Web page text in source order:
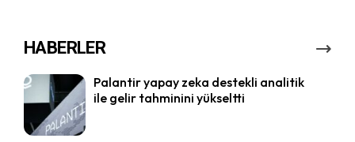
HABERLER
Palantir yapay zeka destekli analitik
ile gelir tahminini yükseltti